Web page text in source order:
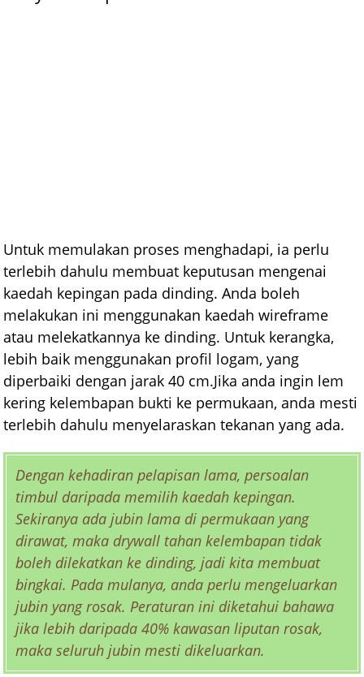
Untuk memulakan proses menghadapi, ia perlu
terlebih dahulu membuat keputusan mengenai
kaedah kepingan pada dinding. Anda boleh
melakukan ini menggunakan kaedah wireframe
atau melekatkannya ke dinding. Untuk kerangka,
lebih baik menggunakan profil logam, yang
diperbaiki dengan jarak 40 cm.Jika anda ingin lem
kering kelembapan bukti ke permukaan, anda mesti
terlebih dahulu menyelaraskan tekanan yang ada.
Dengan kehadiran pelapisan lama, persoalan
timbul daripada memilih kaedah kepingan.
Sekiranya ada jubin lama di permukaan yang
dirawat, maka drywall tahan kelembapan tidak
boleh dilekatkan ke dinding, jadi kita membuat
bingkai. Pada mulanya, anda perlu mengeluarkan
jubin yang rosak. Peraturan ini diketahui bahawa
jika lebih daripada 40% kawasan liputan rosak,
maka seluruh jubin mesti dikeluarkan.